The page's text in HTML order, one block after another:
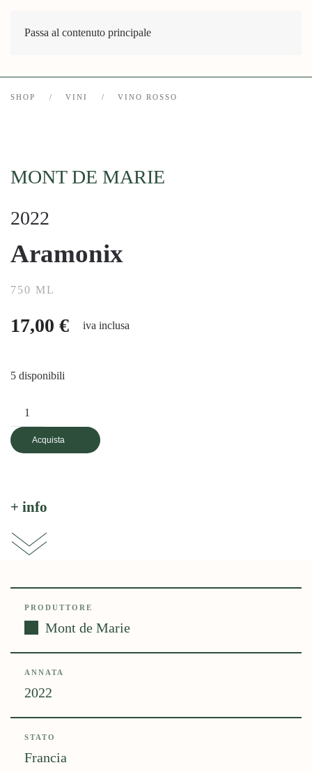
Passa al contenuto principale
SHOP VINI VINO ROSSO
MONT DE MARIE
2022
Aramonix
750 ML
17,00 € iva inclusa
5 disponibili
Mont
de
Marie,
quantità
Acquista
+ info
PRODUTTORE
Mont de Marie
ANNATA
2022
STATO
Francia